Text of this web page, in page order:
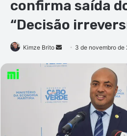
confirma saída
“Decisão
Kimze Brito
Mande3 de novembro de